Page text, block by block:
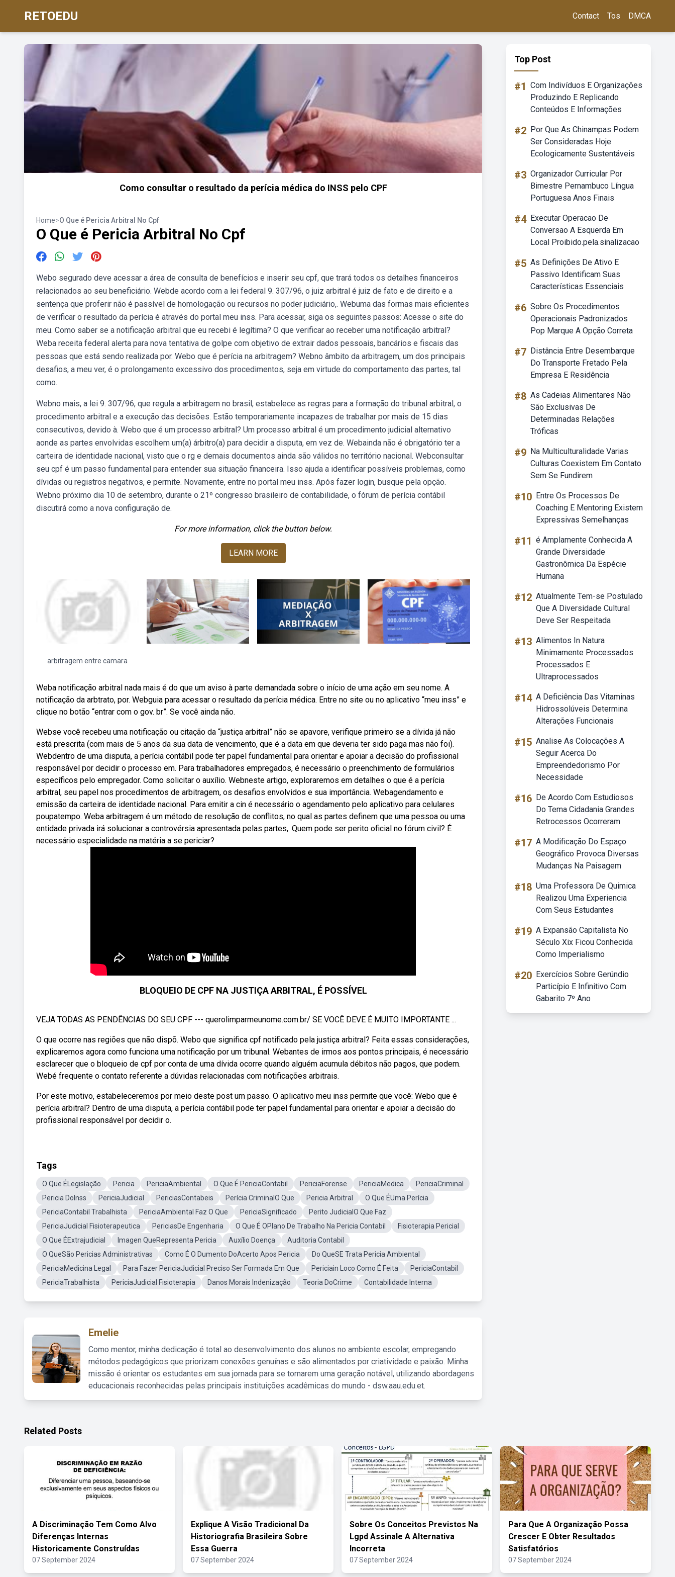
RETOEDU Contact Tos DMCA
Como consultar o resultado da perícia médica do INSS pelo CPF
Home>O Que é Pericia Arbitral No Cpf
O Que é Pericia Arbitral No Cpf
Webo segurado deve acessar a área de consulta de benefícios e inserir seu cpf, que trará todos os detalhes financeiros
relacionados ao seu beneficiário. Webde acordo com a lei federal 9. 307/96, o juiz arbitral é juiz de fato e de direito e a
sentença que proferir não é passível de homologação ou recursos no poder judiciário,. Webuma das formas mais eficientes
de verificar o resultado da perícia é através do portal meu inss. Para acessar, siga os seguintes passos: Acesse o site do
meu. Como saber se a notificação arbitral que eu recebi é legítima? O que verificar ao receber uma notificação arbitral?
Weba receita federal alerta para nova tentativa de golpe com objetivo de extrair dados pessoais, bancários e fiscais das
pessoas que está sendo realizada por. Webo que é perícia na arbitragem? Webno âmbito da arbitragem, um dos principais
desafios, a meu ver, é o prolongamento excessivo dos procedimentos, seja em virtude do comportamento das partes, tal
como.
Webno mais, a lei 9. 307/96, que regula a arbitragem no brasil, estabelece as regras para a formação do tribunal arbitral, o
procedimento arbitral e a execução das decisões. Estão temporariamente incapazes de trabalhar por mais de 15 dias
consecutivos, devido à. Webo que é um processo arbitral? Um processo arbitral é um procedimento judicial alternativo
aonde as partes envolvidas escolhem um(a) árbitro(a) para decidir a disputa, em vez de. Webainda não é obrigatório ter a
carteira de identidade nacional, visto que o rg e demais documentos ainda são válidos no território nacional. Webconsultar
seu cpf é um passo fundamental para entender sua situação financeira. Isso ajuda a identificar possíveis problemas, como
dívidas ou registros negativos, e permite. Novamente, entre no portal meu inss. Após fazer login, busque pela opção.
Webno próximo dia 10 de setembro, durante o 21º congresso brasileiro de contabilidade, o fórum de perícia contábil
discutirá como a nova configuração de.
For more information, click the button below.
LEARN MORE
arbitragem entre camara
Weba notificação arbitral nada mais é do que um aviso à parte demandada sobre o início de uma ação em seu nome. A
notificação da arbtrato, por. Webguia para acessar o resultado da perícia médica. Entre no site ou no aplicativo “meu inss” e
clique no botão “entrar com o gov. br”. Se você ainda não.
Webse você recebeu uma notificação ou citação da “justiça arbitral” não se apavore, verifique primeiro se a dívida já não
está prescrita (com mais de 5 anos da sua data de vencimento, que é a data em que deveria ter sido paga mas não foi).
Webdentro de uma disputa, a perícia contábil pode ter papel fundamental para orientar e apoiar a decisão do profissional
responsável por decidir o processo em. Para trabalhadores empregados, é necessário o preenchimento de formulários
específicos pelo empregador. Como solicitar o auxílio. Webneste artigo, exploraremos em detalhes o que é a perícia
arbitral, seu papel nos procedimentos de arbitragem, os desafios envolvidos e sua importância. Webagendamento e
emissão da carteira de identidade nacional. Para emitir a cin é necessário o agendamento pelo aplicativo para celulares
poupatempo. Weba arbitragem é um método de resolução de conflitos, no qual as partes definem que uma pessoa ou uma
entidade privada irá solucionar a controvérsia apresentada pelas partes,. Quem pode ser perito oficial no fórum civil? É
necessário especialidade na matéria a se periciar?
BLOQUEIO DE CPF NA JUSTIÇA ARBITRAL, É POSSÍVEL
VEJA TODAS AS PENDÊNCIAS DO SEU CPF --- querolimparmeunome.com.br/ SE VOCÊ DEVE É MUITO IMPORTANTE ...
O que ocorre nas regiões que não dispõ. Webo que significa cpf notificado pela justiça arbitral? Feita essas considerações,
explicaremos agora como funciona uma notificação por um tribunal. Webantes de irmos aos pontos principais, é necessário
esclarecer que o bloqueio de cpf por conta de uma dívida ocorre quando alguém acumula débitos não pagos, que podem.
Webé frequente o contato referente a dúvidas relacionadas com notificações arbitrais.
Por este motivo, estabeleceremos por meio deste post um passo. O aplicativo meu inss permite que você: Webo que é
perícia arbitral? Dentro de uma disputa, a perícia contábil pode ter papel fundamental para orientar e apoiar a decisão do
profissional responsável por decidir o.
Tags
O Que ÉLegislação Pericia PericiaAmbiental O Que É PericiaContabil PericiaForense PericiaMedica
PericiaCriminal
Pericia DoInss
PericiaJudicial PericiasContabeis Perícia CriminalO Que Pericia Arbitral
O Que ÉUma Perícia
PericiaContabil Trabalhista
PericiaAmbiental Faz O Que PericiaSignificado
Perito JudicialO Que Faz
PericiaJudicial Fisioterapeutica
PericiasDe Engenharia O Que É OPlano De Trabalho Na Pericia Contabil
Fisioterapia Pericial
O Que ÉExtrajudicial
Imagen QueRepresenta Pericia Auxílio Doença
Auditoria Contabil
O QueSão Pericias Administrativas
Como É O Dumento DoAcerto Apos Pericia
Do QueSE Trata Pericia Ambiental
PericiaMedicina Legal
Para Fazer PericiaJudicial Preciso Ser Formada Em Que Periciain Loco Como É Feita
PericiaContabil
PericiaTrabalhista
PericiaJudicial Fisioterapia Danos Morais Indenização Teoria DoCrime Contabilidade Interna
Emelie
Como mentor, minha dedicação é total ao desenvolvimento dos alunos no ambiente escolar, empregando
métodos pedagógicos que priorizam conexões genuínas e são alimentados por criatividade e paixão. Minha
missão é orientar os estudantes em sua jornada para se tornarem uma geração notável, utilizando abordagens
educacionais reconhecidas pelas principais instituições acadêmicas do mundo - dsw.aau.edu.et.
Top Post
#1 Com Indivíduos E Organizações
Produzindo E Replicando
Conteúdos E Informações
#2 Por Que As Chinampas Podem
Ser Consideradas Hoje
Ecologicamente Sustentáveis
#3 Organizador Curricular Por
Bimestre Pernambuco Língua
Portuguesa Anos Finais
#4 Executar Operacao De
Conversao A Esquerda Em
Local Proibido.pela.sinalizacao
#5 As Definições De Ativo E
Passivo Identificam Suas
Características Essenciais
#6 Sobre Os Procedimentos
Operacionais Padronizados
Pop Marque A Opção Correta
#7 Distância Entre Desembarque
Do Transporte Fretado Pela
Empresa E Residência
#8 As Cadeias Alimentares Não
São Exclusivas De
Determinadas Relações
Tróficas
#9 Na Multiculturalidade Varias
Culturas Coexistem Em Contato
Sem Se Fundirem
#10 Entre Os Processos De
Coaching E Mentoring Existem
Expressivas Semelhanças
#11 é Amplamente Conhecida A
Grande Diversidade
Gastronômica Da Espécie
Humana
#12 Atualmente Tem-se Postulado
Que A Diversidade Cultural
Deve Ser Respeitada
#13 Alimentos In Natura
Minimamente Processados
Processados E
Ultraprocessados
#14 A Deficiência Das Vitaminas
Hidrossolúveis Determina
Alterações Funcionais
#15 Analise As Colocações A
Seguir Acerca Do
Empreendedorismo Por
Necessidade
#16 De Acordo Com Estudiosos
Do Tema Cidadania Grandes
Retrocessos Ocorreram
#17 A Modificação Do Espaço
Geográfico Provoca Diversas
Mudanças Na Paisagem
#18 Uma Professora De Quimica
Realizou Uma Experiencia
Com Seus Estudantes
#19 A Expansão Capitalista No
Século Xix Ficou Conhecida
Como Imperialismo
#20 Exercícios Sobre Gerúndio
Particípio E Infinitivo Com
Gabarito 7º Ano
Related Posts
A Discriminação Tem Como Alvo
Diferenças Internas
Historicamente Construídas
07 September 2024
Explique A Visão Tradicional Da
Historiografia Brasileira Sobre
Essa Guerra
07 September 2024
Sobre Os Conceitos Previstos Na
Lgpd Assinale A Alternativa
Incorreta
07 September 2024
Para Que A Organização Possa
Crescer E Obter Resultados
Satisfatórios
07 September 2024